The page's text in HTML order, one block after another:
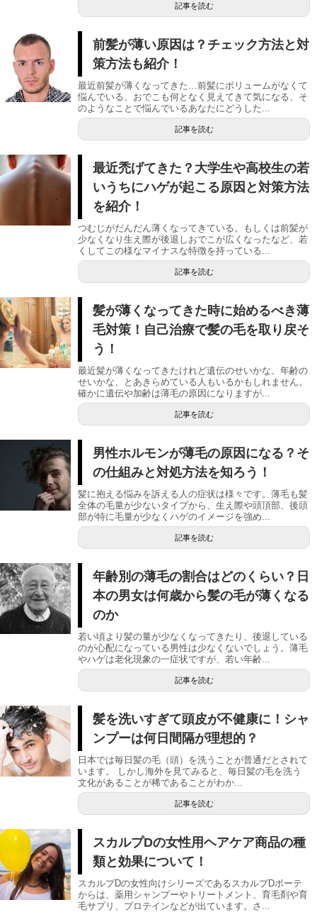
記事を読む
前髪が薄い原因は？チェック方法と対
策方法も紹介！
最近前髪が薄くなってきた…前髪にボリュームがなくて
悩んでいる、おでこも何となく見えてきて気になる、そ
のようなことで悩んでいるあなたにどうした...
記事を読む
最近禿げてきた？大学生や高校生の若
いうちにハゲが起こる原因と対策方法
を紹介！
つむじがだんだん薄くなってきている。もしくは前髪が
少なくなり生え際が後退しおでこが広くなったなど、若
くしてこの様なマイナスな特徴を持っている...
記事を読む
髪が薄くなってきた時に始めるべき薄
毛対策！自己治療で髪の毛を取り戻そ
う！
最近髪が薄くなってきたけれど遺伝のせいかな、年齢の
せいかな、とあきらめている人もいるかもしれません。
確かに遺伝や加齢は薄毛の原因になりますが...
記事を読む
男性ホルモンが薄毛の原因になる？そ
の仕組みと対処方法を知ろう！
髪に抱える悩みを訴える人の症状は様々です。薄毛も髪
全体の毛量が少ないタイプから、生え際や頭頂部、後頭
部が特に毛量が少なくハゲのイメージを強め...
記事を読む
年齢別の薄毛の割合はどのくらい？日
本の男女は何歳から髪の毛が薄くなる
のか
若い頃より髪の量が少なくなってきたり、後退している
のが心配になっている男性は少なくないでしょう。薄毛
やハゲは老化現象の一症状ですが、若い年齢...
記事を読む
髪を洗いすぎて頭皮が不健康に！シャ
ンプーは何日間隔が理想的？
日本では毎日髪の毛（頭）を洗うことが普通だとされて
います。 しかし海外を見てみると、毎日髪の毛を洗う
文化があることが稀であることがわか...
記事を読む
スカルプDの女性用ヘアケア商品の種
類と効果について！
スカルプDの女性向けシリーズであるスカルプDボーテ
からは、薬用シャンプーやトリートメント、育毛剤や育
毛サプリ、プロテインなどが出ています。さ...